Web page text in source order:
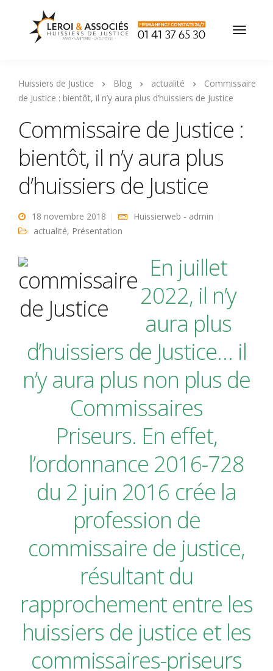
Huissiers de Justice Blog actualité
Commissaire
de Justice : bientôt, il n’y aura plus d’huissiers de Justice
Commissaire de Justice :
bientôt, il n’y aura plus
d’huissiers de Justice
18 novembre 2018
Huissierweb - admin
actualité, Présentation
En juillet
2022, il n’y
aura plus
d’huissiers de Justice… il
n’y aura plus non plus de
Commissaires
Priseurs. En effet,
l’ordonnance 2016-728
du 2 juin 2016 crée la
profession de
commissaire de justice,
résultant du
rapprochement entre les
huissiers de justice et les
commissaires-priseurs